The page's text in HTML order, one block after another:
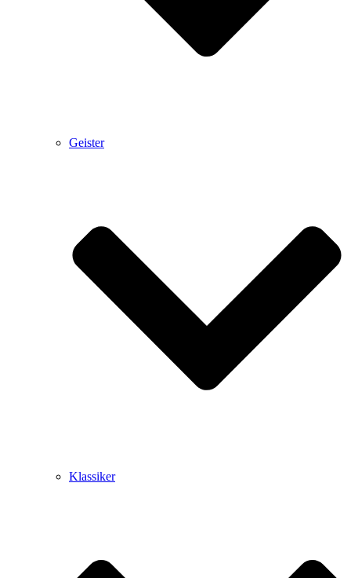
Geister
Klassiker